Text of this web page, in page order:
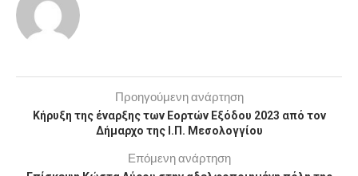
Προηγούμενη ανάρτηση
Κήρυξη της έναρξης των Εορτών Εξόδου 2023 από τον
Δήμαρχο της Ι.Π. Μεσολογγίου
Επόμενη ανάρτηση